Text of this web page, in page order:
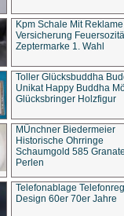
Kpm Schale Mit Reklame
Versicherung
Zeptermarke 1. Wahl
Toller Glücksbuddha
Unikat Happy Buddha
Glücksbringer Holzfigur
MÜnchner Biedermeier
Historische Ohrringe
Schaumgold 585
Perlen
Telefonablage
Design 60er 70er Jahre